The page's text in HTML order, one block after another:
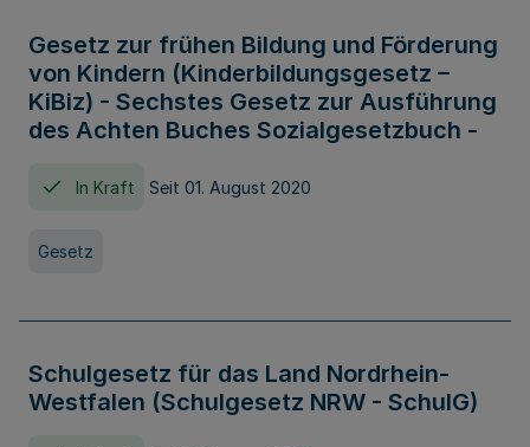
Gesetz zur frühen Bildung und Förderung
von Kindern (Kinderbildungsgesetz –
KiBiz) - Sechstes Gesetz zur Ausführung
des Achten Buches Sozialgesetzbuch -
In Kraft Seit 01. August 2020
Gesetz
Schulgesetz für das Land Nordrhein-
Westfalen (Schulgesetz NRW - SchulG)